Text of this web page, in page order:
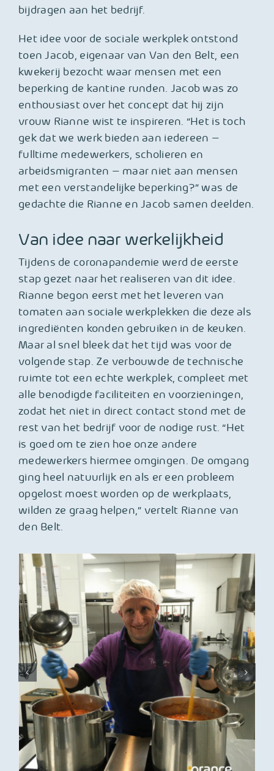
bijdragen aan het bedrijf.
Het idee voor de sociale werkplek ontstond
toen Jacob, eigenaar van Van den Belt, een
kwekerij bezocht waar mensen met een
beperking de kantine runden. Jacob was zo
enthousiast over het concept dat hij zijn
vrouw Rianne wist te inspireren. “Het is toch
gek dat we werk bieden aan iedereen –
fulltime medewerkers, scholieren en
arbeidsmigranten – maar niet aan mensen
met een verstandelijke beperking?” was de
gedachte die Rianne en Jacob samen deelden.
Van idee naar werkelijkheid
Tijdens de coronapandemie werd de eerste
stap gezet naar het realiseren van dit idee.
Rianne begon eerst met het leveren van
tomaten aan sociale werkplekken die deze als
ingrediënten konden gebruiken in de keuken.
Maar al snel bleek dat het tijd was voor de
volgende stap. Ze verbouwde de technische
ruimte tot een echte werkplek, compleet met
alle benodigde faciliteiten en voorzieningen,
zodat het niet in direct contact stond met de
rest van het bedrijf voor de nodige rust. “Het
is goed om te zien hoe onze andere
medewerkers hiermee omgingen. De omgang
ging heel natuurlijk en als er een probleem
opgelost moest worden op de werkplaats,
wilden ze graag helpen,” vertelt Rianne van
den Belt.